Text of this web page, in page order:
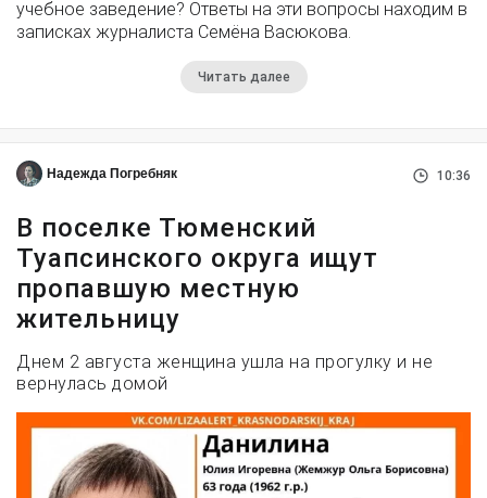
учебное заведение? Ответы на эти вопросы находим в
записках журналиста Семёна Васюкова.
Читать далее
Надежда Погребняк 10:36
В поселке Тюменский
Туапсинского округа ищут
пропавшую местную
жительницу
Днем 2 августа женщина ушла на прогулку и не
вернулась домой